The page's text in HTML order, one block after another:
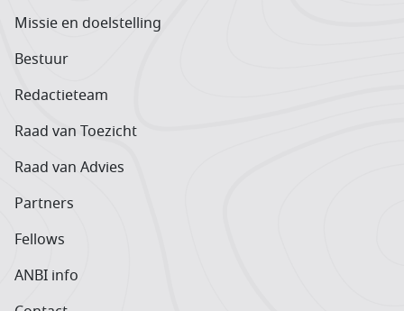
Missie en doelstelling
Bestuur
Redactieteam
Raad van Toezicht
Raad van Advies
Partners
Fellows
ANBI info